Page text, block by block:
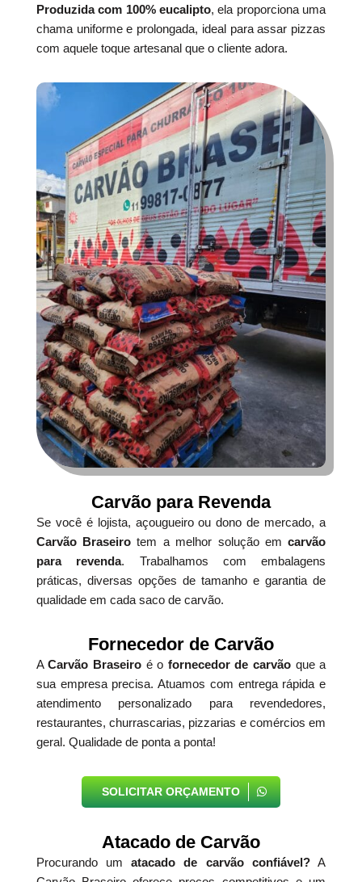
Produzida com 100% eucalipto, ela proporciona uma
chama uniforme e prolongada, ideal para assar pizzas
com aquele toque artesanal que o cliente adora.
Carvão para Revenda
Se você é lojista, açougueiro ou dono de mercado, a
Carvão Braseiro tem a melhor solução emcarvão
para revenda. Trabalhamos com embalagens
práticas, diversas opções de tamanho e garantia de
qualidade em cada saco de carvão.
Fornecedor de Carvão
ACarvão Braseiro é o fornecedor de carvão que a
sua empresa precisa. Atuamos com entrega rápida e
atendimento personalizado para revendedores,
restaurantes, churrascarias, pizzarias e comércios em
geral. Qualidade de ponta a ponta!
SOLICITAR ORÇAMENTO
Atacado de Carvão
Procurando umatacado de carvão confiável?A